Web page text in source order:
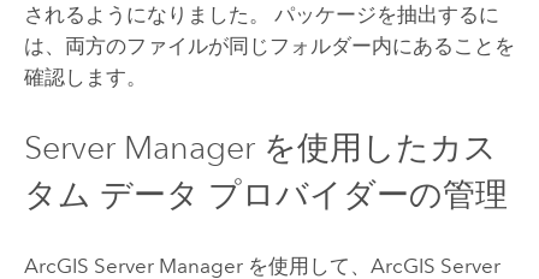
されるようになりました。 パッケージを抽出するに
は、両方のファイルが同じフォルダー内にあることを
確認します。
Server Managerを使用したカス
タム データ プロバイダーの管理
ArcGIS Server Managerを使用して、 ArcGIS Server